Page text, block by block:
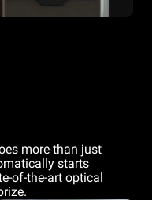
more than just
starts
of-the-art optical